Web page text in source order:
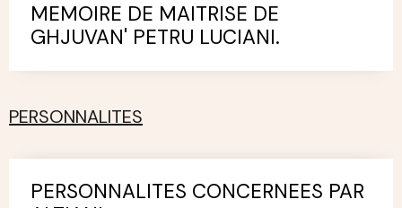
MEMOIRE DE MAITRISE DE
GHJUVAN' PETRU LUCIANI.
PERSONNALITES
PERSONNALITES CONCERNEES PAR